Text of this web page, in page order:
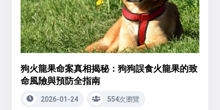
狗火龍果命案真相揭秘：狗狗誤食火龍果的致
命風險與預防全指南
2026-01-24 554次瀏覽